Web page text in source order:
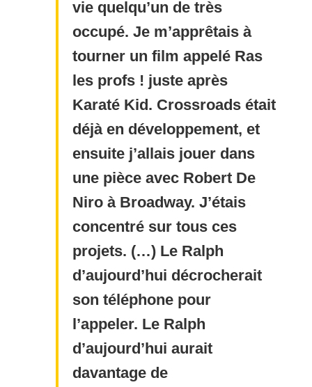
vie quelqu’un de très
occupé. Je m’apprêtais à
tourner un film appelé Ras
les profs ! juste après
Karaté Kid. Crossroads était
déjà en développement, et
ensuite j’allais jouer dans
une pièce avec Robert De
Niro à Broadway. J’étais
concentré sur tous ces
projets. (…) Le Ralph
d’aujourd’hui décrocherait
son téléphone pour
l’appeler. Le Ralph
d’aujourd’hui aurait
davantage de